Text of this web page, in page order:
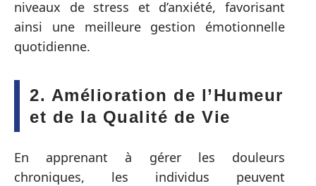
niveaux de stress et d’anxiété, favorisant
ainsi une meilleure gestion émotionnelle
quotidienne.
2. Amélioration de l’Humeur
et de la Qualité de Vie
En apprenant à gérer les douleurs
chroniques, les individus peuvent